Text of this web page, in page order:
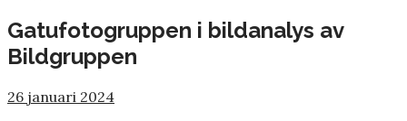
Gatufotogruppen i bildanalys av
Bildgruppen
26 januari 2024